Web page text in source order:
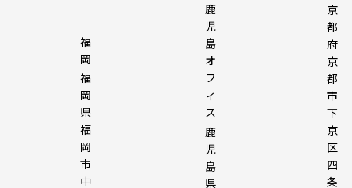
福
岡
福
岡
県
福
岡
市
中
鹿
児
島
オ
フ
ィ
ス
鹿
児
島
県
京
都
府
京
都
市
下
京
区
四
条